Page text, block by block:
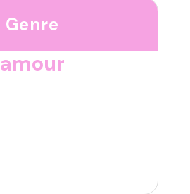
Genre
amour